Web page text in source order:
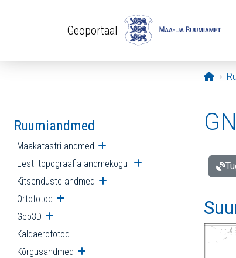
Geoportaal
Ruumiandmed
Maakatastri andmed Ava alammenüü
Eesti topograafia andmekogu Ava alammenüü
Kitsenduste andmed Ava alammenüü
Ortofotod Ava alammenüü
Geo3D Ava alammenüü
Kaldaerofotod
Kõrgusandmed Ava alammenüü